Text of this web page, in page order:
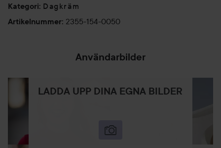
MED KRAFTEN FRÅN:
(Psoralea Corylifolia) som hjälper till att förbättra
torrhet i huden.
- Hjälper till att släta ut fina linjer och rynkor.
- Naturligt retinol alternativ som synligt reparerar huden
Kategori: Dagkräm
Artikelnummer: 2355-154-0050
Användarbilder
LADDA UPP DINA EGNA BILDER